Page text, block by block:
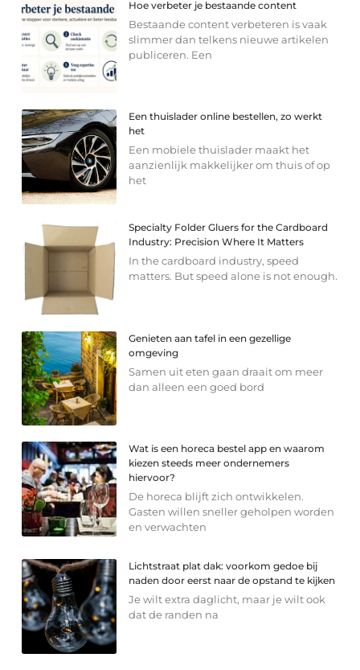
Hoe verbeter je bestaande content
Bestaande content verbeteren is vaak
slimmer dan telkens nieuwe artikelen
publiceren. Een
Een thuislader online bestellen, zo werkt
het
Een mobiele thuislader maakt het
aanzienlijk makkelijker om thuis of op
het
Specialty Folder Gluers for the Cardboard
Industry: Precision Where It Matters
In the cardboard industry, speed
matters. But speed alone is not enough.
Genieten aan tafel in een gezellige
omgeving
Samen uit eten gaan draait om meer
dan alleen een goed bord
Wat is een horeca bestel app en waarom
kiezen steeds meer ondernemers
hiervoor?
De horeca blijft zich ontwikkelen.
Gasten willen sneller geholpen worden
en verwachten
Lichtstraat plat dak: voorkom gedoe bij
naden door eerst naar de opstand te kijken
Je wilt extra daglicht, maar je wilt ook
dat de randen na